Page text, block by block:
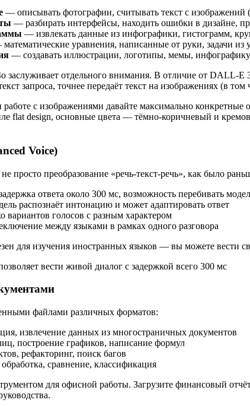
— описывать фотографии, считывать текст с изображений
— разбирать интерфейсы, находить ошибки в дизайне,
— извлекать данные из инфографики, гистограмм,
уравнения, написанные от руки, задачи из
— создавать иллюстрации, логотипы, мемы,
заслуживает отдельного внимания. В отличие от DALL-E
запроса, точнее передаёт текст на изображениях (в
с изображениями давайте максимально
flat design, основные цвета — тёмно-коричневый и
Voice)
просто преобразование «речь-текст-речь», как было
ответа около 300 мс, возможность перебивать
распознаёт интонацию и может адаптировать ответ
вариантов голосов с разным характером
между языками в рамках одного разговора
для изучения иностранных языков — вы можете вести
вести живой диалог с задержкой всего 300 мс
файлами различных форматов:
извлечение данных из многостраничных документов
построение графиков, написание формул
рефакторинг, поиск багов
сравнение, классификация
для офисной работы. Загрузите финансовый